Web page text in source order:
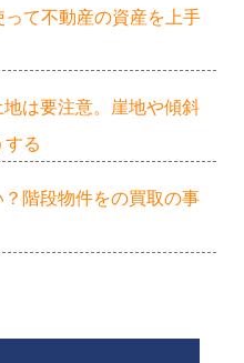
て不動産の資産を上手
は要注意。崖地や傾斜
る
階段物件をの買取の事